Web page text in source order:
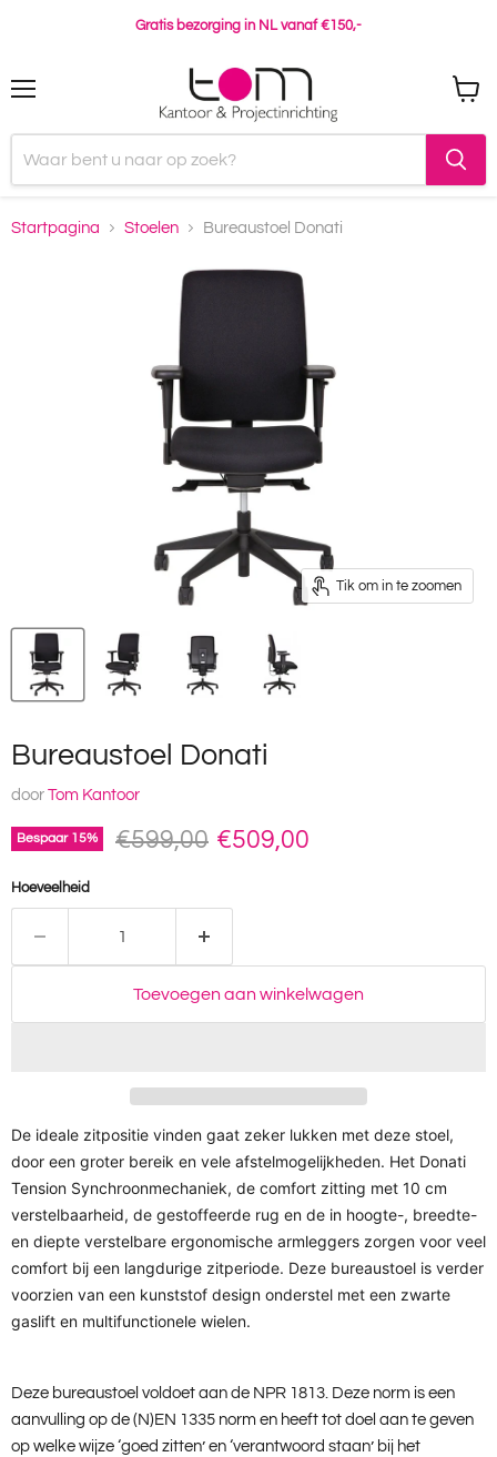
Gratis bezorging in NL vanaf €150,-
Startpagina Stoelen Bureaustoel Donati
Tik om in te zoomen
Bureaustoel Donati
door Tom Kantoor
Bespaar 15% Oorspronkelijke prijs
€599,00 Huidige prijs
€509,00
Hoeveelheid
Toevoegen aan winkelwagen
De ideale zitpositie vinden gaat zeker lukken met deze stoel,
door een groter bereik en vele afstelmogelijkheden. Het Donati
Tension Synchroonmechaniek, de comfort zitting met 10 cm
verstelbaarheid, de gestoffeerde rug en de in hoogte-, breedte-
en diepte verstelbare ergonomische armleggers zorgen voor veel
comfort bij een langdurige zitperiode. Deze bureaustoel is verder
voorzien van een kunststof design onderstel met een zwarte
gaslift en multifunctionele wielen.
Deze bureaustoel voldoet aan de NPR 1813. Deze norm is een
aanvulling op de (N)EN 1335 norm en heeft tot doel aan te geven
op welke wijze ‘goed zitten’ en ‘verantwoord staan’ bij het